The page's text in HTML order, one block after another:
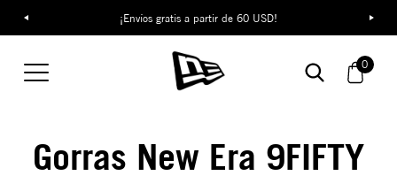
¡Envíos gratis a partir de 60 USD!
0
Gorras New Era 9FIFTY